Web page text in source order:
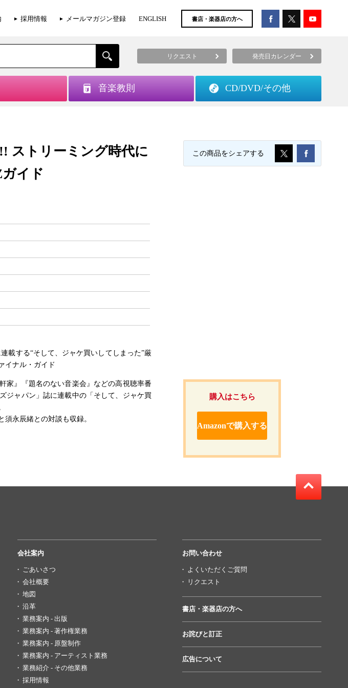
採用情報 メールマガジン登録 ENGLISH 書店・楽器店の方へ
リクエスト 発売日カレンダー
音楽教則 CD/DVD/その他
ストリーミング時代に
イド
載する“そして、ジャケ買いしてしまった”厳
イナル・ガイド
家』『題名のない音楽会』などの高視聴率番
ジャパン」誌に連載中の「そして、ジャケ買
永辰緒との対談も収録。
購入はこちら
Amazonで購入する
この商品をシェアする
会社案内
ごあいさつ
会社概要
地図
沿革
業務案内 - 出版
業務案内 - 著作権業務
業務案内 - 原盤制作
業務案内 - アーティスト業務
業務紹介 - その他業務
採用情報
お問い合わせ
よくいただくご質問
リクエスト
書店・楽器店の方へ
お詫びと訂正
広告について